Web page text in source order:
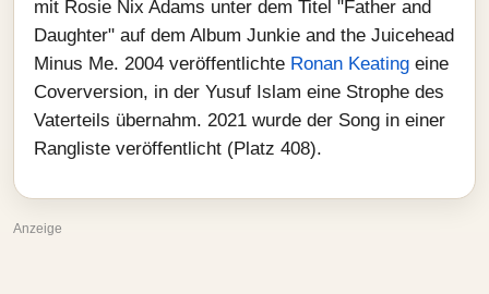
mit Rosie Nix Adams unter dem Titel "Father and
Daughter" auf dem Album Junkie and the Juicehead
Minus Me. 2004 veröffentlichte Ronan Keating eine
Coverversion, in der Yusuf Islam eine Strophe des
Vaterteils übernahm. 2021 wurde der Song in einer
Rangliste veröffentlicht (Platz 408).
Anzeige